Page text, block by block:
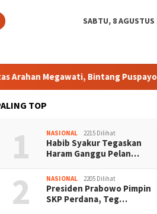
SABTU, 8 AGUSTUS
Megawati, Bintang Puspayoga
TOP
1 NASIONAL 2215 Dilihat
Habib Syakur Tegaskan
Haram Ganggu Pelan…
2 NASIONAL 2205 Dilihat
Presiden Prabowo Pimpin
SKP Perdana, Teg…